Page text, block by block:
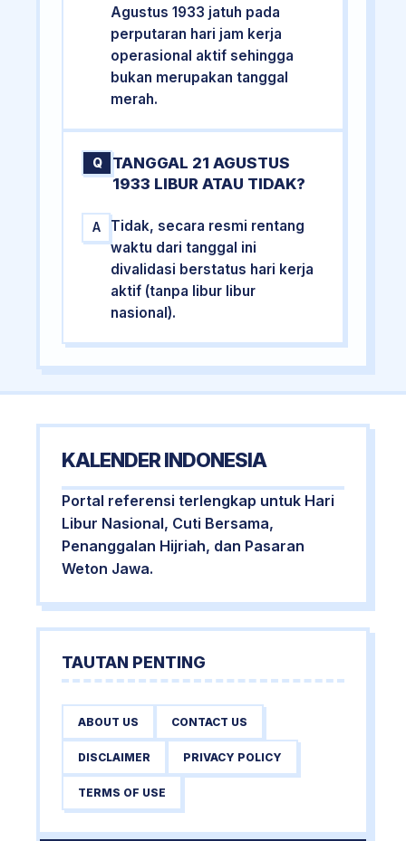
Agustus 1933 jatuh pada
perputaran hari jam kerja
operasional aktif sehingga
bukan merupakan tanggal
merah.
Q
TANGGAL 21 AGUSTUS
1933 LIBUR ATAU TIDAK?
A
Tidak, secara resmi rentang
waktu dari tanggal ini
divalidasi berstatus hari kerja
aktif (tanpa libur libur
nasional).
KALENDER INDONESIA
Portal referensi terlengkap untuk Hari
Libur Nasional, Cuti Bersama,
Penanggalan Hijriah, dan Pasaran
Weton Jawa.
TAUTAN PENTING
ABOUT US CONTACT US
DISCLAIMER PRIVACY POLICY
TERMS OF USE